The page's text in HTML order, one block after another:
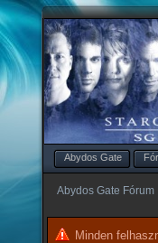
Abydos Gate
Abydos Gate Fórum
Minden